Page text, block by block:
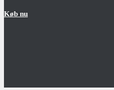
Køb nu